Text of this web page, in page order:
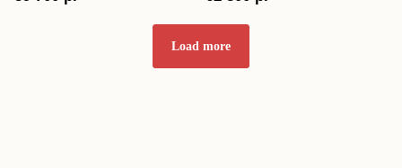
Load more